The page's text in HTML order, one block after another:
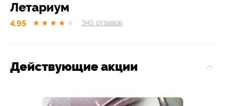
Летариум
4.95 ★ ★ ★ ★ ★ 345 отзывов
Действующие акции